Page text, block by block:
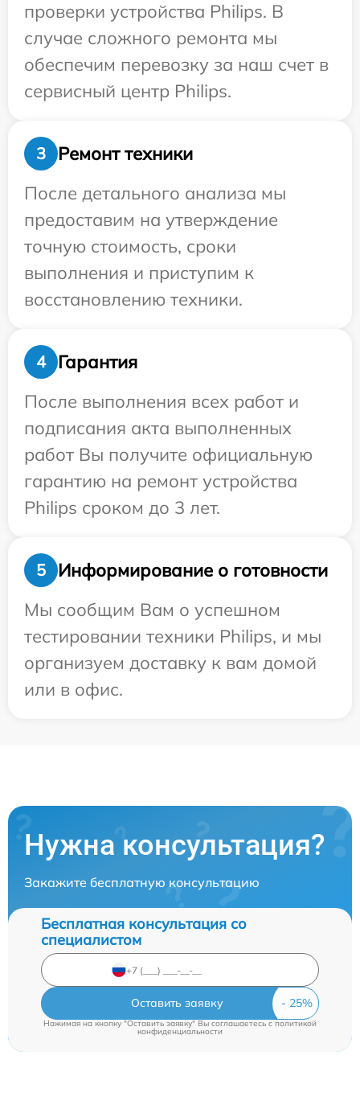
проверки устройства Philips. В
случае сложного ремонта мы
обеспечим перевозку за наш счет в
сервисный центр Philips.
3
Ремонт техники
После детального анализа мы
предоставим на утверждение
точную стоимость, сроки
выполнения и приступим к
восстановлению техники.
4
Гарантия
После выполнения всех работ и
подписания акта выполненных
работ Вы получите официальную
гарантию на ремонт устройства
Philips сроком до 3 лет.
5
Информирование о готовности
Мы сообщим Вам о успешном
тестировании техники Philips, и мы
организуем доставку к вам домой
или в офис.
Нужна консультация?
Закажите бесплатную консультацию
Бесплатная консультация со
специалистом
Оставить заявку
Нажимая на кнопку "Оставить заявку" Вы соглашаетесь c политикой
конфиденциальности